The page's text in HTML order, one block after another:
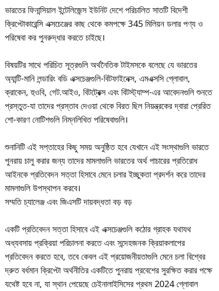
ভারতের ফিনান্সিয়াল ইন্টেলিজেন্স ইউনিট দেশে পরিচালিত সাতটি বিদেশী
ক্রিপ্টোকারেন্সি এক্সচেঞ্জের কাছ থেকে কমপক্ষে 345 মিলিয়ন ডলার পণ্য ও
পরিষেবা কর পুনরুদ্ধার করতে চাইছে।
বিষয়টির সাথে পরিচিত সূত্রগুলি অর্থনৈতিক টাইমসকে বলেছে যে ভারতের
অ্যান্টি-মানি লন্ডারিং বডি এক্সচেঞ্জগুলি-বিটফাইনেক্স, এমএক্সসি গ্লোবাল,
ক্রাকেন, হুওবি, গেট.আইও, বিটট্রেক্স এবং বিটস্ট্যাম্প-এর আবেদনগুলি শুনতে
প্রস্তুত-যা তাদের প্রস্তাব দেওয়া থেকে বিরত ছিল নিয়ন্ত্রকের দ্বারা প্রেরিত
শো-কারণ নোটিশগুলি নিম্নলিখিত পরিষেবাগুলি।
শুনানিটি এই সপ্তাহের কিছু সময় অনুষ্ঠিত হবে যেখানে এই সংস্থাগুলি ভারতে
পুনরায় চালু করার জন্য তাদের মামলাগুলি ভারতের অর্থ পাচারের প্রতিরোধ
আইনকে প্রতিবেদন সত্তা হিসাবে মেনে চলার ইচ্ছুকতা প্রদর্শন করে তাদের
মামলাগুলি উপস্থাপন করবে।
সম্মতি চ্যালেঞ্জ এবং জিএসটি দায়বদ্ধতা বড় বড়
একটি প্রতিবেদন সত্তা হিসাবে এই এক্সচেঞ্জগুলি কঠোর গ্রাহক যথাযথ
অধ্যবসায় প্রক্রিয়া পরিচালনা করতে এবং সন্দেহজনক ক্রিয়াকলাপের
প্রতিবেদন করতে হবে, তবে কেবল এই প্রয়োজনীয়তাগুলি মেনে চলা বিশ্বের
দ্রুত বর্ধমান ক্রিপ্টো অর্থনীতির একটিতে পুনরায় প্রবেশের সুরক্ষিত করার পক্ষে
যথেষ্ট হবে না, যা স্থান পেয়েছে চেইনালাইসিসের প্রথম 2024 গ্লোবাল